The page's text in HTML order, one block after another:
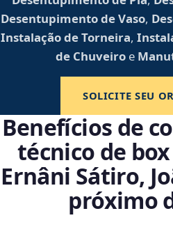
Desentupimento de Vaso,
Instalação de Torneira,
de Chuveiro e
SOLICITE SEU
Benefícios de
técnico de
Ernâni Sátiro,
próximo